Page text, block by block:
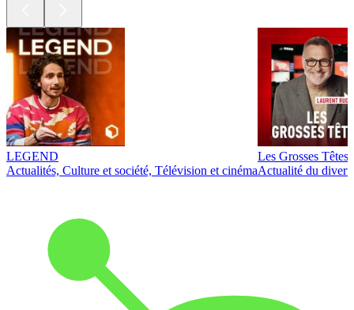
LEGEND
Actualités, Culture et société, Télévision et cinéma
Les Grosses Têtes
Actualité du